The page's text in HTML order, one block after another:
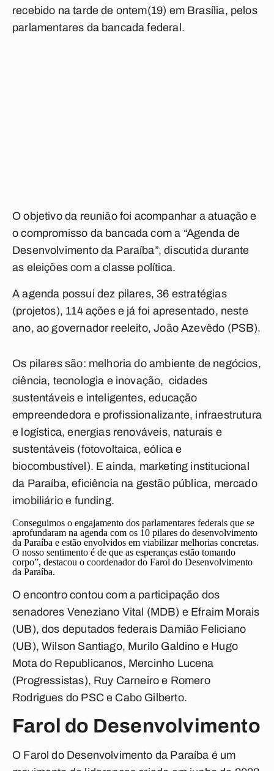
recebido na tarde de ontem(19) em Brasília, pelos
parlamentares da bancada federal.
O objetivo da reunião foi acompanhar a atuação e
o compromisso da bancada com a “Agenda de
Desenvolvimento da Paraíba”, discutida durante
as eleições com a classe política.
A agenda possui dez pilares, 36 estratégias
(projetos), 114 ações e já foi apresentado, neste
ano, ao governador reeleito, João Azevêdo (PSB).
Os pilares são: melhoria do ambiente de negócios,
ciência, tecnologia e inovação, cidades
sustentáveis e inteligentes, educação
empreendedora e profissionalizante, infraestrutura
e logística, energias renováveis, naturais e
sustentáveis (fotovoltaica, eólica e
biocombustível). E ainda, marketing institucional
da Paraíba, eficiência na gestão pública, mercado
imobiliário e funding.
Conseguimos o engajamento dos parlamentares federais que se
aprofundaram na agenda com os 10 pilares do desenvolvimento
da Paraíba e estão envolvidos em viabilizar melhorias concretas.
O nosso sentimento é de que as esperanças estão tomando
corpo”, destacou o coordenador do Farol do Desenvolvimento
da Paraíba.
O encontro contou com a participação dos
senadores Veneziano Vital (MDB) e Efraim Morais
(UB), dos deputados federais Damião Feliciano
(UB), Wilson Santiago, Murilo Galdino e Hugo
Mota do Republicanos, Mercinho Lucena
(Progressistas), Ruy Carneiro e Romero
Rodrigues do PSC e Cabo Gilberto.
Farol do Desenvolvimento
O Farol do Desenvolvimento da Paraíba é um